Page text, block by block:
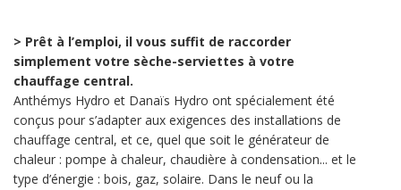
> Prêt à l’emploi, il vous suffit de raccorder
simplement votre sèche-serviettes à votre
chauffage central.
Anthémys Hydro et Danaïs Hydro ont spécialement été
conçus pour s’adapter aux exigences des installations de
chauffage central, et ce, quel que soit le générateur de
chaleur : pompe à chaleur, chaudière à condensation... et le
type d’énergie : bois, gaz, solaire. Dans le neuf ou la